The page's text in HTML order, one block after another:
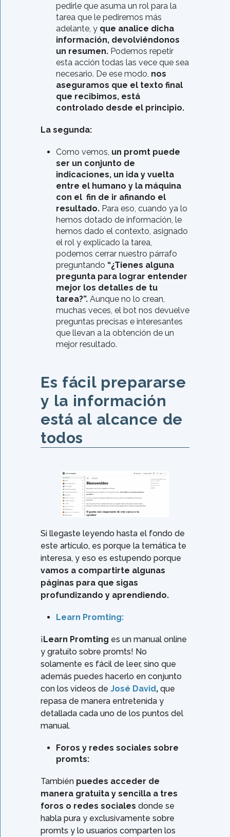
pedirle que asuma un rol para la
tarea que le pediremos más
adelante, y que analice dicha
información, devolviéndonos
un resumen. Podemos repetir
esta acción todas las vece que sea
necesario. De ese modo, nos
aseguramos que el texto final
que recibimos, está
controlado desde el principio.
La segunda:
Como vemos, un promt puede
ser un conjunto de
indicaciones, un ida y vuelta
entre el humano y la máquina
con el fin de ir afinando el
resultado. Para eso, cuando ya lo
hemos dotado de información, le
hemos dado el contexto, asignado
el rol y explicado la tarea,
podemos cerrar nuestro párrafo
preguntando “¿Tienes alguna
pregunta para lograr entender
mejor los detalles de tu
tarea?”. Aunque no lo crean,
muchas veces, el bot nos devuelve
preguntas precisas e interesantes
que llevan a la obtención de un
mejor resultado.
Es fácil prepararse
y la información
está al alcance de
todos
Si llegaste leyendo hasta el fondo de
este artículo, es porque la temática te
interesa, y eso es estupendo porque
vamos a compartirte algunas
páginas para que sigas
profundizando y aprendiendo.
Learn Promting:
¡ Learn Promting es un manual online
y gratuito sobre promts! No
solamente es fácil de leer, sino que
además puedes hacerlo en conjunto
con los videos de José David, que
repasa de manera entretenida y
detallada cada uno de los puntos del
manual.
Foros y redes sociales sobre
promts:
También puedes acceder de
manera gratuita y sencilla a tres
foros o redes sociales donde se
habla pura y exclusivamente sobre
promts y lo usuarios comparten los